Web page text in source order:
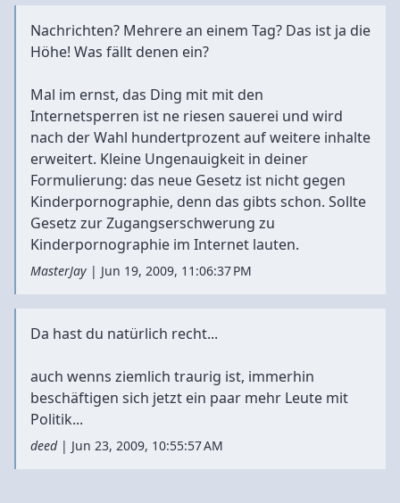
Nachrichten? Mehrere an einem Tag? Das ist ja die
Höhe! Was fällt denen ein?
Mal im ernst, das Ding mit mit den
Internetsperren ist ne riesen sauerei und wird
nach der Wahl hundertprozent auf weitere inhalte
erweitert. Kleine Ungenauigkeit in deiner
Formulierung: das neue Gesetz ist nicht gegen
Kinderpornographie, denn das gibts schon. Sollte
Gesetz zur Zugangserschwerung zu
Kinderpornographie im Internet lauten.
MasterJay | Jun 19, 2009, 11:06:37 PM
Da hast du natürlich recht...
auch wenns ziemlich traurig ist, immerhin
beschäftigen sich jetzt ein paar mehr Leute mit
Politik...
deed | Jun 23, 2009, 10:55:57 AM